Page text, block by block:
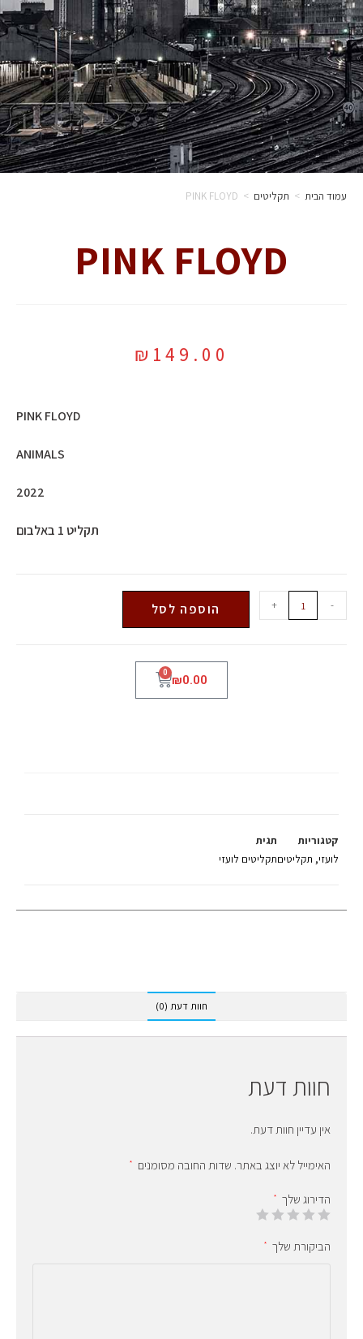
עמוד הבית > תקליטים >
PINK FLOYD
PINK FLOYD
₪ 149.00
PINK FLOYD
ANIMALS
2022
תקליט 1 באלבום
-
+ הוספה לסל
₪0.00
0
קטגוריות
לועזי, תקליטים
תגית
תקליטים לועזי
חוות דעת (0)
חוות דעת
אין עדיין חוות דעת.
האימייל לא יוצג באתר. שדות החובה מסומנים *
הדירוג שלך *
הביקורת שלך *